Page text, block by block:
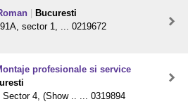
Bucuresti
sector 1, ... 0219672
profesionale si service
Sector 4, (Show .. ... 0319894